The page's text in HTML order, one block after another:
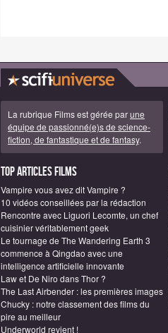
La rubrique Films est gérée parune
équipe de passionné(e)s de science-
fiction, de fantastique et de fantasy.
Top articles Films
Vampire vous avez dit Vampire ?
10 vidéos conseillées par la rédaction
Rencontre avec Liguori Lecomte, un chef
cuisinier véritablement geek
Le tournage de The Wandering Earth 3
commence à Qingdao avec une
intelligence artificielle innovante
Law et De Niro dans Thor ?
The Last Airbender : les premières images
Chucky : notre classement des films du
pire au meilleur
Underworld revient !